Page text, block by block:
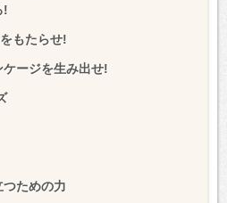
!
もたらせ!
ージを生み出せ!
ための力